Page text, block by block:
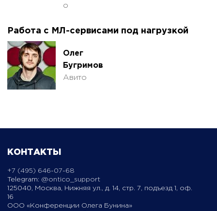
о
Работа с МЛ-сервисами под нагрузкой
Олег
Бугримов
Авито
КОНТАКТЫ
+7 (495) 646-07-68
Telegram: @ontico_support
125040, Москва, Нижняя ул., д. 14, стр. 7, подъезд 1, оф.
16
ООО «Конференции Олега Бунина»